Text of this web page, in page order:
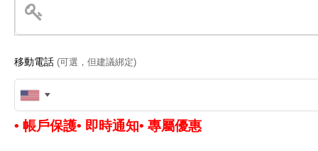
移動電話 (可選，但建議綁定)
United
States
• 帳戶保護• 即時通知• 專屬優惠